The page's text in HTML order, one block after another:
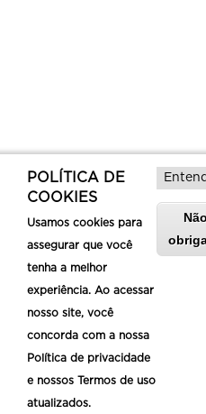
Sobre a Belotur
POLÍTICA DE
COOKIES
Usamos cookies para
assegurar que você
tenha a melhor
experiência. Ao acessar
nosso site, você
concorda com a nossa
Política de privacidade
e nossos Termos de uso
atualizados.